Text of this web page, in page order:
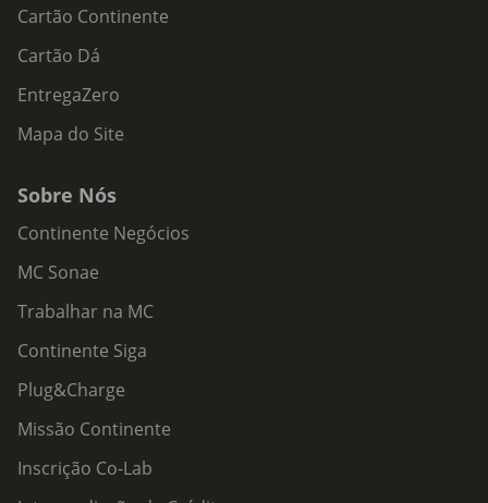
Cartão Continente
Cartão Dá
EntregaZero
Mapa do Site
Sobre Nós
Continente Negócios
MC Sonae
Trabalhar na MC
Continente Siga
Plug&Charge
Missão Continente
Inscrição Co-Lab